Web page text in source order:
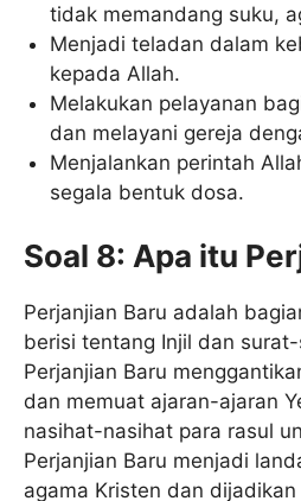
tidak memandang suku,
Menjadi teladan dalam
kepada Allah.
Melakukan pelayanan
dan melayani gereja
Menjalankan perintah
segala bentuk dosa.
Soal 8: Apa itu
Perjanjian Baru adalah
berisi tentang Injil dan
Perjanjian Baru
dan memuat ajaran-ajaran
nasihat-nasihat para rasul
Perjanjian Baru menjadi
agama Kristen dan